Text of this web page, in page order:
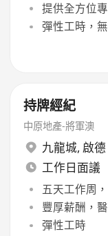
提供全方位
彈性工時，
持牌經紀
中原地產-將軍澳
九龍城, 啟德
工作日面議
五天工作周
豐厚薪酬，
彈性工時